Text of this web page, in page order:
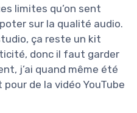
limites qu’on sent
sur la qualité audio.
ça reste un kit
donc il faut garder
j’ai quand même été
de la vidéo YouTube